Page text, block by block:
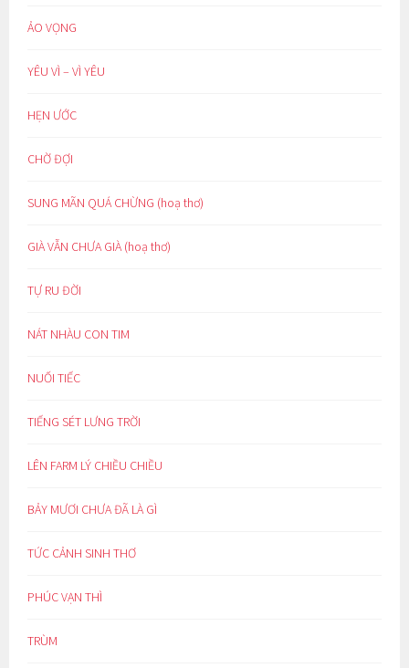
ẢO VỌNG
YÊU VÌ – VÌ YÊU
HẸN ƯỚC
CHỜ ĐỢI
SUNG MÃN QUÁ CHỪNG (hoạ thơ)
GIÀ VẪN CHƯA GIÀ (hoạ thơ)
TỰ RU ĐỜI
NÁT NHÀU CON TIM
NUỐI TIẾC
TIẾNG SÉT LƯNG TRỜI
LÊN FARM LÝ CHIỀU CHIỀU
BẢY MƯƠI CHƯA ĐÃ LÀ GÌ
TỨC CẢNH SINH THƠ
PHÚC VẠN THÌ
TRÙM